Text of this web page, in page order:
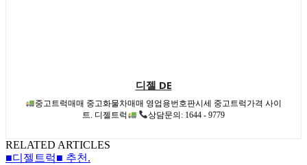
디젤 DE
중고트럭매매 중고화물차매매 영업용번호판시세 중고트럭가격 사이
트. 디젤트럭
상담문의: 1644 - 9779
RELATED ARTICLES
■디젤트럭■ 추천.